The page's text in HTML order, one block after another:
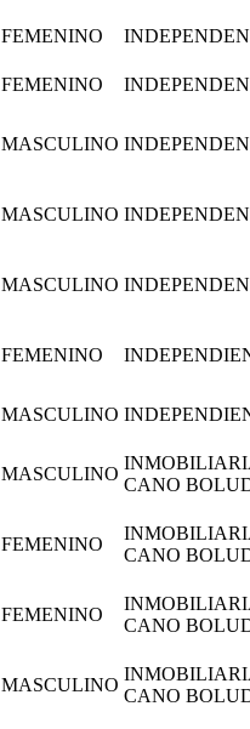
FEMENINO
FEMENINO
MASCULINO
MASCULINO
MASCULINO
FEMENINO
MASCULINO
MASCULINO
CANO
FEMENINO
CANO
FEMENINO
CANO
MASCULINO
CANO